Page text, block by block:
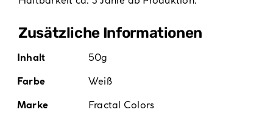
Zusätzliche Informationen
Inhalt
50g
Farbe
Weiß
Marke
Fractal Colors